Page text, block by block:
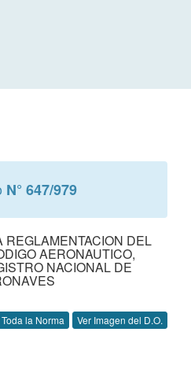
N° 647/979
DEL
AERONAUTICO,
NACIONAL DE
Toda la Norma Ver Imagen del D.O.